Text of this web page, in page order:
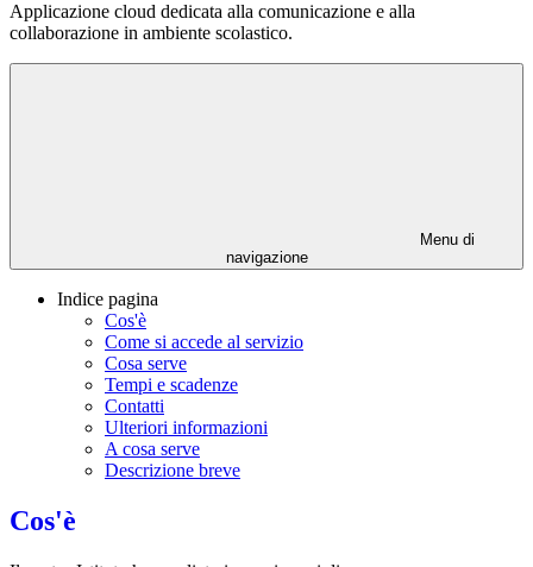
Applicazione cloud dedicata alla comunicazione e alla
collaborazione in ambiente scolastico.
Menu di
navigazione
Indice pagina
Cos'è
Come si accede al servizio
Cosa serve
Tempi e scadenze
Contatti
Ulteriori informazioni
A cosa serve
Descrizione breve
Cos'è